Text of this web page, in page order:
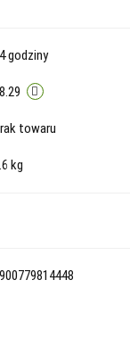
godziny
towaru
kg